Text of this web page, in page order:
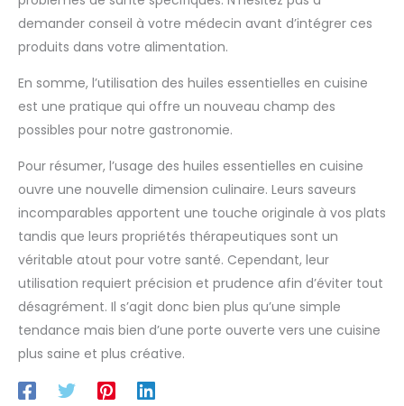
demander conseil à votre médecin avant d’intégrer ces
produits dans votre alimentation.
En somme, l’utilisation des huiles essentielles en cuisine
est une pratique qui offre un nouveau champ des
possibles pour notre gastronomie.
Pour résumer, l’usage des huiles essentielles en cuisine
ouvre une nouvelle dimension culinaire. Leurs saveurs
incomparables apportent une touche originale à vos plats
tandis que leurs propriétés thérapeutiques sont un
véritable atout pour votre santé. Cependant, leur
utilisation requiert précision et prudence afin d’éviter tout
désagrément. Il s’agit donc bien plus qu’une simple
tendance mais bien d’une porte ouverte vers une cuisine
plus saine et plus créative.